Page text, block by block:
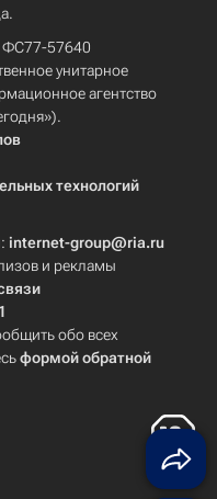
ФС77-57640
унитарное
агентство
технологий
internet-group@ria.ru
и рекламы
обо всех
формой обратной